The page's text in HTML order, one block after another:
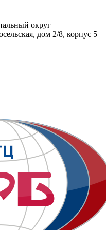
округ
дом 2/8, корпус 5